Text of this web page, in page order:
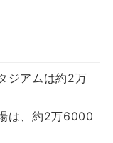
ジアムは約2万
は、約2万6000